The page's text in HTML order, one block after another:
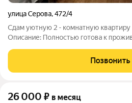
улица Серова,472/4
Сдам уютную 2 - комнатную квартиру
Описание: Полностью готова к проживанию хороший ремонт,
Стиральная машина, холодильник,
Позвонить
26 000 ₽ в месяц